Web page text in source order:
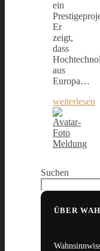
ein
Er
zeigt,
dass
aus
Europa…
weiterlesen
Meldung
Suchen
ÜBER